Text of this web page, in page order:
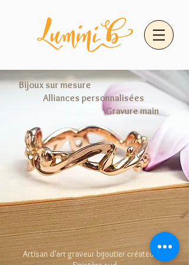
Bijoux sur mesure
Alliances personnalisées
Gravure main
Artisan d'art graveur bijoutier créateur en